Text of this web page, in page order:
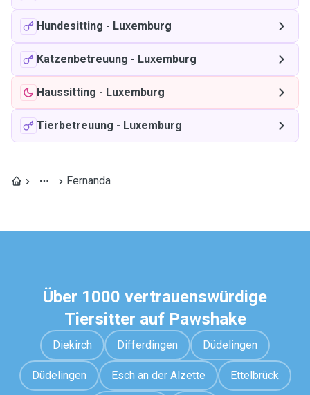
Hundesitting - Luxemburg
Katzenbetreuung - Luxemburg
Haussitting - Luxemburg
Tierbetreuung - Luxemburg
Fernanda
Über 1000 vertrauenswürdige
Tiersitter auf Pawshake
Diekirch Differdingen Düdelingen
Düdelingen Esch an der Alzette Ettelbrück